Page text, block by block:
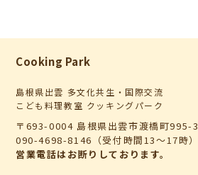
Cooking Park
島根県出雲 多文化共生・国際交流
こども料理教室 クッキングパーク
〒693-0004 島根県出雲市渡橋町995-3
090-4698-8146（受付時間13～17時）
営業電話はお断りしております。